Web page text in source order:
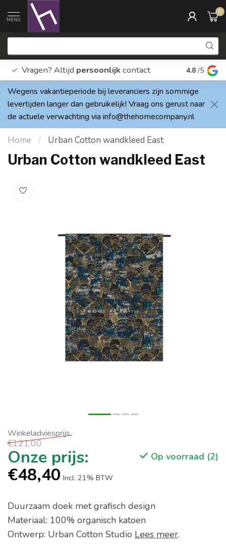
MENU
0
Vragen? Altijd persoonlijk contact Elke dag
4.8 /5
Wegens vakantieperiode bij leveranciers zijn sommige
levertijden langer dan gebruikelijk! Vraag ons gerust naar
de actuele verwachting via info@thehomecompany.nl
Home / Urban Cotton wandkleed East
Urban Cotton wandkleed East
€121,00
€48,40 Incl. 21% BTW
Op voorraad (2)
Duurzaam doek met grafisch design
Materiaal: 100% organisch katoen
Ontwerp: Urban Cotton Studio Lees meer.